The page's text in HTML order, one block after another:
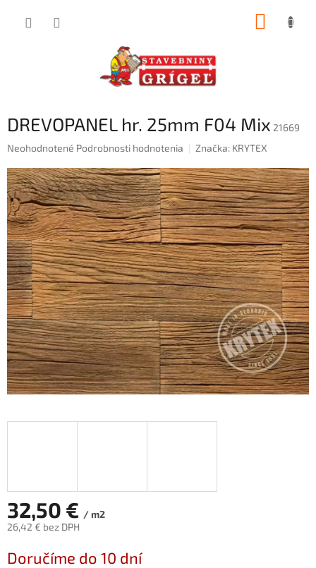
DREVOPANEL hr. 25mm F04 Mix 21669
Priemerné
produktu
je
0,0
z
5
hviezdičiek.
Neohodnotené Podrobnosti hodnotenia Značka: KRYTEX
32,50 € / m2
26,42 € bez DPH
cena:
Doručíme do 10 dní